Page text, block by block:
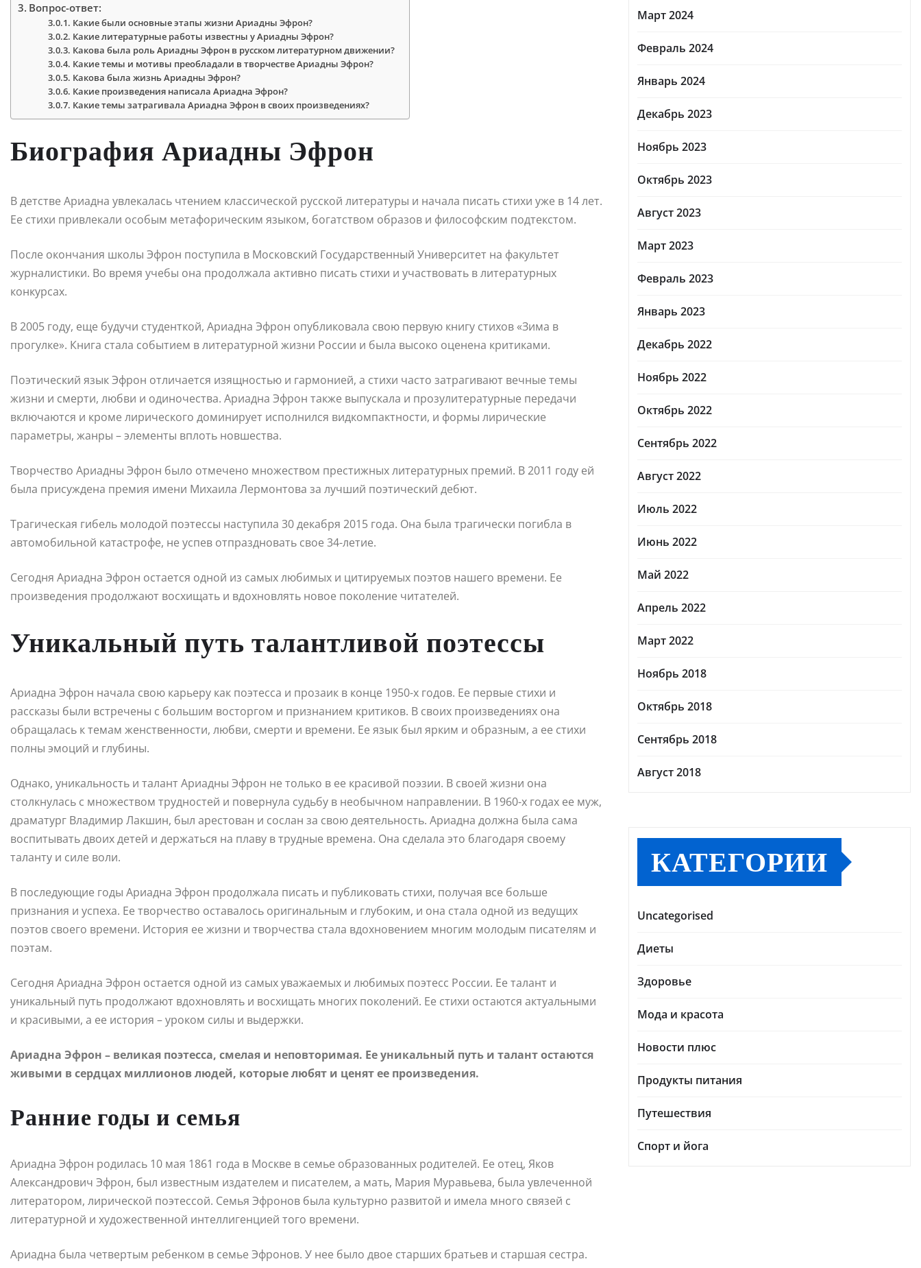
Вопрос-ответ:
Какие были основные этапы жизни Ариадны Эфрон?
Какие литературные работы известны у Ариадны Эфрон?
Какова была роль Ариадны Эфрон в русском литературном движении?
Какие темы и мотивы преобладали в творчестве Ариадны Эфрон?
Какова была жизнь Ариадны Эфрон?
Какие произведения написала Ариадна Эфрон?
Какие темы затрагивала Ариадна Эфрон в своих произведениях?
Биография Ариадны Эфрон
В детстве Ариадна увлекалась чтением классической русской литературы и начала писать стихи уже в 14 лет.
Ее стихи привлекали особым метафорическим языком, богатством образов и философским подтекстом.
После окончания школы Эфрон поступила в Московский Государственный Университет на факультет
журналистики. Во время учебы она продолжала активно писать стихи и участвовать в литературных
конкурсах.
В 2005 году, еще будучи студенткой, Ариадна Эфрон опубликовала свою первую книгу стихов «Зима в
прогулке». Книга стала событием в литературной жизни России и была высоко оценена критиками.
Поэтический язык Эфрон отличается изящностью и гармонией, а стихи часто затрагивают вечные темы
жизни и смерти, любви и одиночества. Ариадна Эфрон также выпускала и прозулитературные передачи
включаются и кроме лирического доминирует исполнился видкомпактности, и формы лирические
параметры, жанры – элементы вплоть новшества.
Творчество Ариадны Эфрон было отмечено множеством престижных литературных премий. В 2011 году ей
была присуждена премия имени Михаила Лермонтова за лучший поэтический дебют.
Трагическая гибель молодой поэтессы наступила 30 декабря 2015 года. Она была трагически погибла в
автомобильной катастрофе, не успев отпраздновать свое 34-летие.
Сегодня Ариадна Эфрон остается одной из самых любимых и цитируемых поэтов нашего времени. Ее
произведения продолжают восхищать и вдохновлять новое поколение читателей.
Уникальный путь талантливой поэтессы
Ариадна Эфрон начала свою карьеру как поэтесса и прозаик в конце 1950-х годов. Ее первые стихи и
рассказы были встречены с большим восторгом и признанием критиков. В своих произведениях она
обращалась к темам женственности, любви, смерти и времени. Ее язык был ярким и образным, а ее стихи
полны эмоций и глубины.
Однако, уникальность и талант Ариадны Эфрон не только в ее красивой поэзии. В своей жизни она
столкнулась с множеством трудностей и повернула судьбу в необычном направлении. В 1960-х годах ее муж,
драматург Владимир Лакшин, был арестован и сослан за свою деятельность. Ариадна должна была сама
воспитывать двоих детей и держаться на плаву в трудные времена. Она сделала это благодаря своему
таланту и силе воли.
В последующие годы Ариадна Эфрон продолжала писать и публиковать стихи, получая все больше
признания и успеха. Ее творчество оставалось оригинальным и глубоким, и она стала одной из ведущих
поэтов своего времени. История ее жизни и творчества стала вдохновением многим молодым писателям и
поэтам.
Сегодня Ариадна Эфрон остается одной из самых уважаемых и любимых поэтесс России. Ее талант и
уникальный путь продолжают вдохновлять и восхищать многих поколений. Ее стихи остаются актуальными
и красивыми, а ее история – уроком силы и выдержки.
Ариадна Эфрон – великая поэтесса, смелая и неповторимая. Ее уникальный путь и талант остаются
живыми в сердцах миллионов людей, которые любят и ценят ее произведения.
Ранние годы и семья
Ариадна Эфрон родилась 10 мая 1861 года в Москве в семье образованных родителей. Ее отец, Яков
Александрович Эфрон, был известным издателем и писателем, а мать, Мария Муравьева, была увлеченной
литератором, лирической поэтессой. Семья Эфронов была культурно развитой и имела много связей с
литературной и художественной интеллигенцией того времени.
Ариадна была четвертым ребенком в семье Эфронов. У нее было двое старших братьев и старшая сестра.
Март 2024
Февраль 2024
Январь 2024
Декабрь 2023
Ноябрь 2023
Октябрь 2023
Август 2023
Март 2023
Февраль 2023
Январь 2023
Декабрь 2022
Ноябрь 2022
Октябрь 2022
Сентябрь 2022
Август 2022
Июль 2022
Июнь 2022
Май 2022
Апрель 2022
Март 2022
Ноябрь 2018
Октябрь 2018
Сентябрь 2018
Август 2018
КАТЕГОРИИ
Uncategorised
Диеты
Здоровье
Мода и красота
Новости плюс
Продукты питания
Путешествия
Спорт и йога